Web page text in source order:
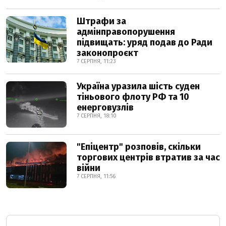
Штрафи за
адмінправопорушення
підвищать: уряд подав до Ради
законопроєкт
7 СЕРПНЯ, 11:23
Україна уразила шість суден
тіньового флоту РФ та 10
енерговузлів
7 СЕРПНЯ, 18:10
"Епіцентр" розповів, скільки
торгових центрів втратив за час
війни
7 СЕРПНЯ, 11:56